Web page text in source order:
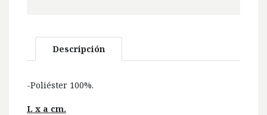
Descripción
-Poliéster 100%.
L x a cm.